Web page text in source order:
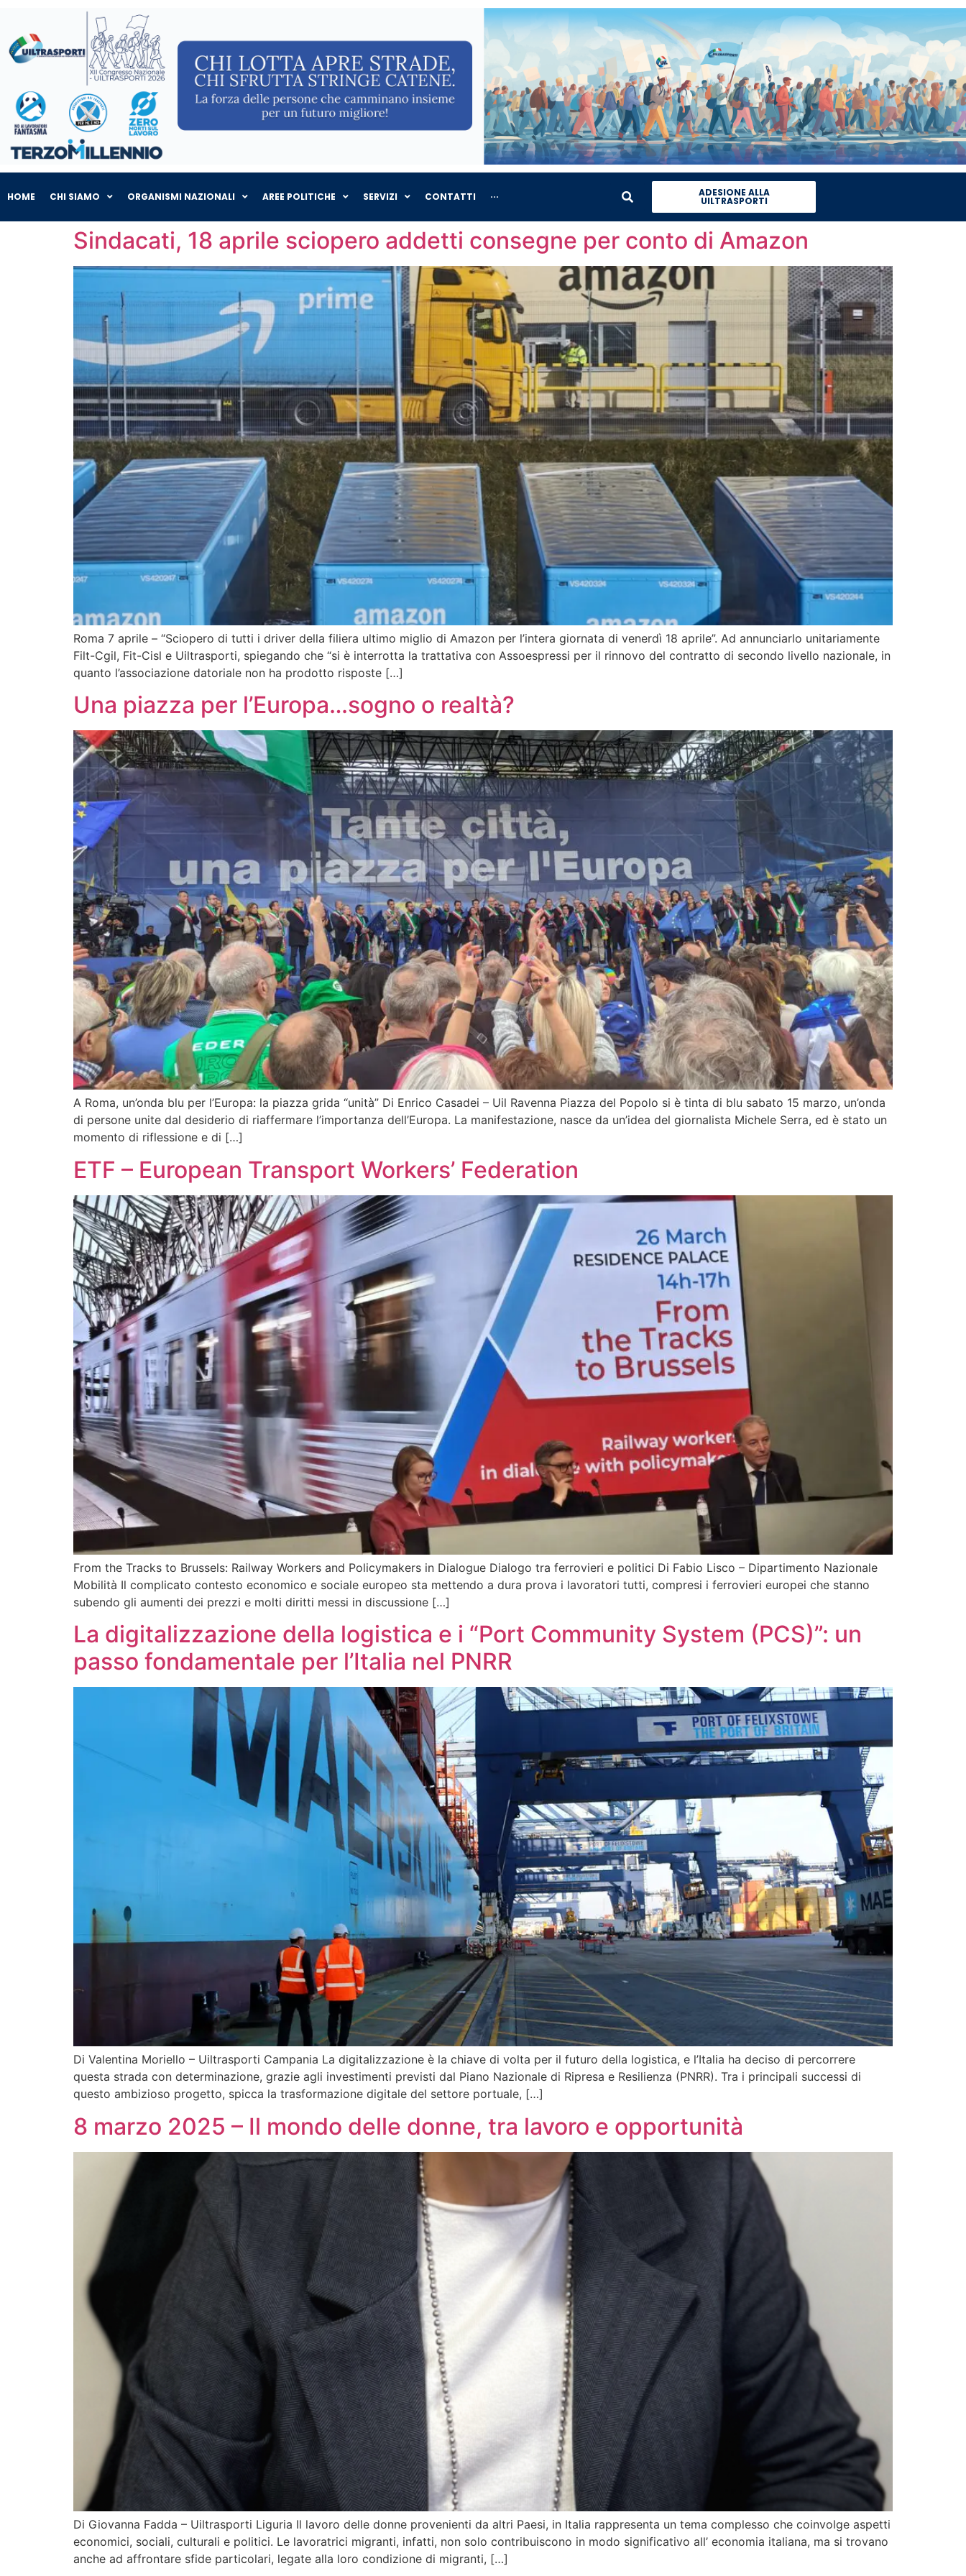
HOME CHI SIAMO ORGANISMI NAZIONALI AREE POLITICHE SERVIZI CONTATTI ··· ADESIONE ALLA
UILTRASPORTI
Sindacati, 18 aprile sciopero addetti consegne per conto di Amazon
Roma 7 aprile – “Sciopero di tutti i driver della filiera ultimo miglio di Amazon per l’intera giornata di venerdì 18 aprile”. Ad annunciarlo unitariamente
Filt-Cgil, Fit-Cisl e Uiltrasporti, spiegando che “si è interrotta la trattativa con Assoespressi per il rinnovo del contratto di secondo livello nazionale, in
quanto l’associazione datoriale non ha prodotto risposte […]
Una piazza per l’Europa…sogno o realtà?
A Roma, un’onda blu per l’Europa: la piazza grida “unità” Di Enrico Casadei – Uil Ravenna Piazza del Popolo si è tinta di blu sabato 15 marzo, un’onda
di persone unite dal desiderio di riaffermare l’importanza dell’Europa. La manifestazione, nasce da un’idea del giornalista Michele Serra, ed è stato un
momento di riflessione e di […]
ETF – European Transport Workers’ Federation
From the Tracks to Brussels: Railway Workers and Policymakers in Dialogue Dialogo tra ferrovieri e politici Di Fabio Lisco – Dipartimento Nazionale
Mobilità Il complicato contesto economico e sociale europeo sta mettendo a dura prova i lavoratori tutti, compresi i ferrovieri europei che stanno
subendo gli aumenti dei prezzi e molti diritti messi in discussione […]
La digitalizzazione della logistica e i “Port Community System (PCS)”: un
passo fondamentale per l’Italia nel PNRR
Di Valentina Moriello – Uiltrasporti Campania La digitalizzazione è la chiave di volta per il futuro della logistica, e l’Italia ha deciso di percorrere
questa strada con determinazione, grazie agli investimenti previsti dal Piano Nazionale di Ripresa e Resilienza (PNRR). Tra i principali successi di
questo ambizioso progetto, spicca la trasformazione digitale del settore portuale, […]
8 marzo 2025 – Il mondo delle donne, tra lavoro e opportunità
Di Giovanna Fadda – Uiltrasporti Liguria Il lavoro delle donne provenienti da altri Paesi, in Italia rappresenta un tema complesso che coinvolge aspetti
economici, sociali, culturali e politici. Le lavoratrici migranti, infatti, non solo contribuiscono in modo significativo all’ economia italiana, ma si trovano
anche ad affrontare sfide particolari, legate alla loro condizione di migranti, […]